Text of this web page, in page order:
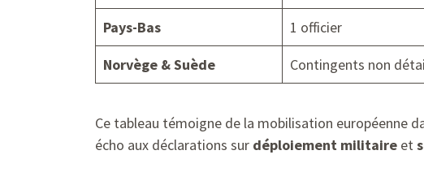
Pays-Bas
1 officier
Norvège & Suède
Contingents non
Ce tableau témoigne de la mobilisation européenne
écho aux déclarations sur déploiement militaire et